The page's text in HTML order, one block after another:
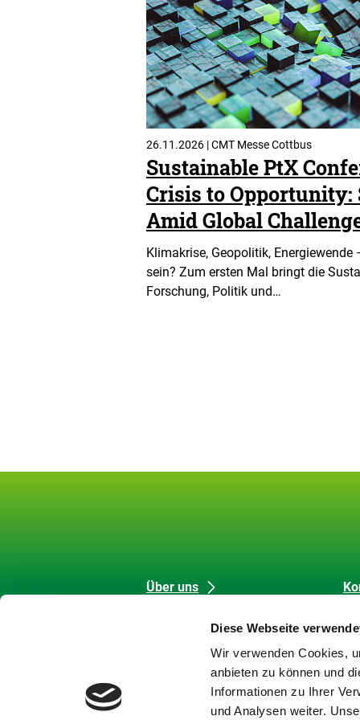
Diese Webseite
Wir verwenden Cookies,
anbieten zu können und
Informationen zu Ihrer
und Analysen weiter.
26.11.2026 | CMT Messe Cottbus
Sustainable PtX
Crisis to Opportunity:
Amid Global
Klimakrise, Geopolitik,
sein? Zum ersten Mal bringt die
Forschung, Politik und…
Unsere
Über uns
Strategische Aufgaben
Datenschutz
Barrierefreiheit